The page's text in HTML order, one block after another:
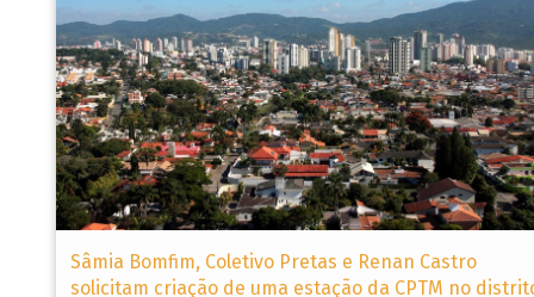
Sâmia Bomfim, Coletivo Pretas e Renan Castro
solicitam criação de uma estação da CPTM no